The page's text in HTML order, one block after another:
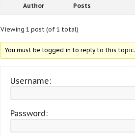
Author Posts
Viewing 1 post (of 1 total)
You must be logged in to reply to this topic.
Username:
Password: